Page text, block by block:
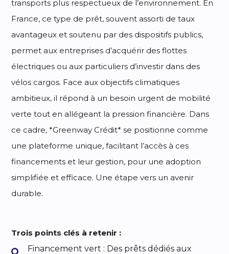
transports plus respectueux de l’environnement. En
France, ce type de prêt, souvent assorti de taux
avantageux et soutenu par des dispositifs publics,
permet aux entreprises d’acquérir des flottes
électriques ou aux particuliers d’investir dans des
vélos cargos. Face aux objectifs climatiques
ambitieux, il répond à un besoin urgent de mobilité
verte tout en allégeant la pression financière. Dans
ce cadre, *Greenway Crédit* se positionne comme
une plateforme unique, facilitant l’accès à ces
financements et leur gestion, pour une adoption
simplifiée et efficace. Une étape vers un avenir
durable.
Trois points clés à retenir :
Financement vert : Des prêts dédiés aux